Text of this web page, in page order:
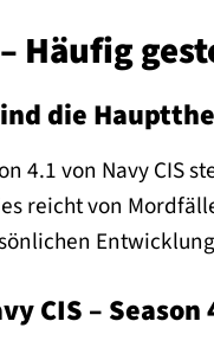
Häufig
die
4.1 von Navy CIS
reicht von
CIS –